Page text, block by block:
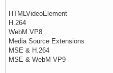
HTMLVideoElement
H.264
WebM VP8
Media Source Extensions
MSE & H.264
MSE & WebM VP9